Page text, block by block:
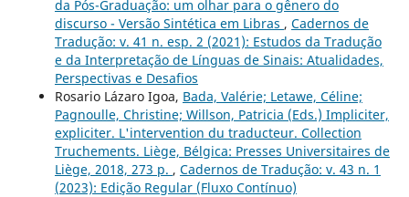
da Pós-Graduação: um olhar para o gênero do
discurso - Versão Sintética em Libras , Cadernos de
Tradução: v. 41 n. esp. 2 (2021): Estudos da Tradução
e da Interpretação de Línguas de Sinais: Atualidades,
Perspectivas e Desafios
Rosario Lázaro Igoa, Bada, Valérie; Letawe, Céline;
Pagnoulle, Christine; Willson, Patricia (Eds.) Impliciter,
expliciter. L'intervention du traducteur. Collection
Truchements. Liège, Bélgica: Presses Universitaires de
Liège, 2018, 273 p. , Cadernos de Tradução: v. 43 n. 1
(2023): Edição Regular (Fluxo Contínuo)